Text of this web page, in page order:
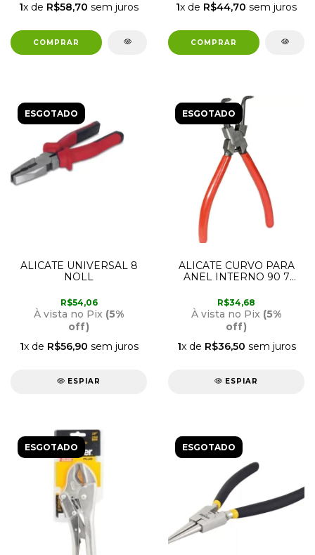
1x de R$58,70 sem juros
1x de R$44,70 sem juros
ESGOTADO
ALICATE UNIVERSAL 8
NOLL
R$54,06
À vista no Pix (5%
off)
1x de R$56,90 sem juros
ESPIAR
ESGOTADO
ALICATE CURVO PARA
ANEL INTERNO 90 7
R$34,68
À vista no Pix (5%
off)
1x de R$36,50 sem juros
ESPIAR
ESGOTADO ESGOTADO